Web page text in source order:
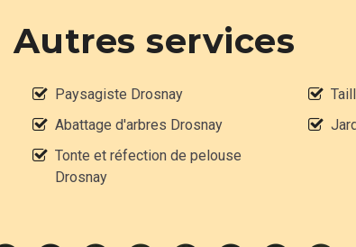
Autres services
Paysagiste Drosnay
Abattage d'arbres Drosnay
Tonte et réfection de pelouse
Drosnay